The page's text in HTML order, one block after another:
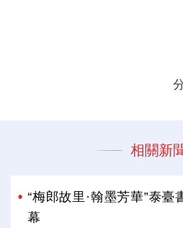
相關新
“梅郎故里·翰墨芳華”泰臺
幕